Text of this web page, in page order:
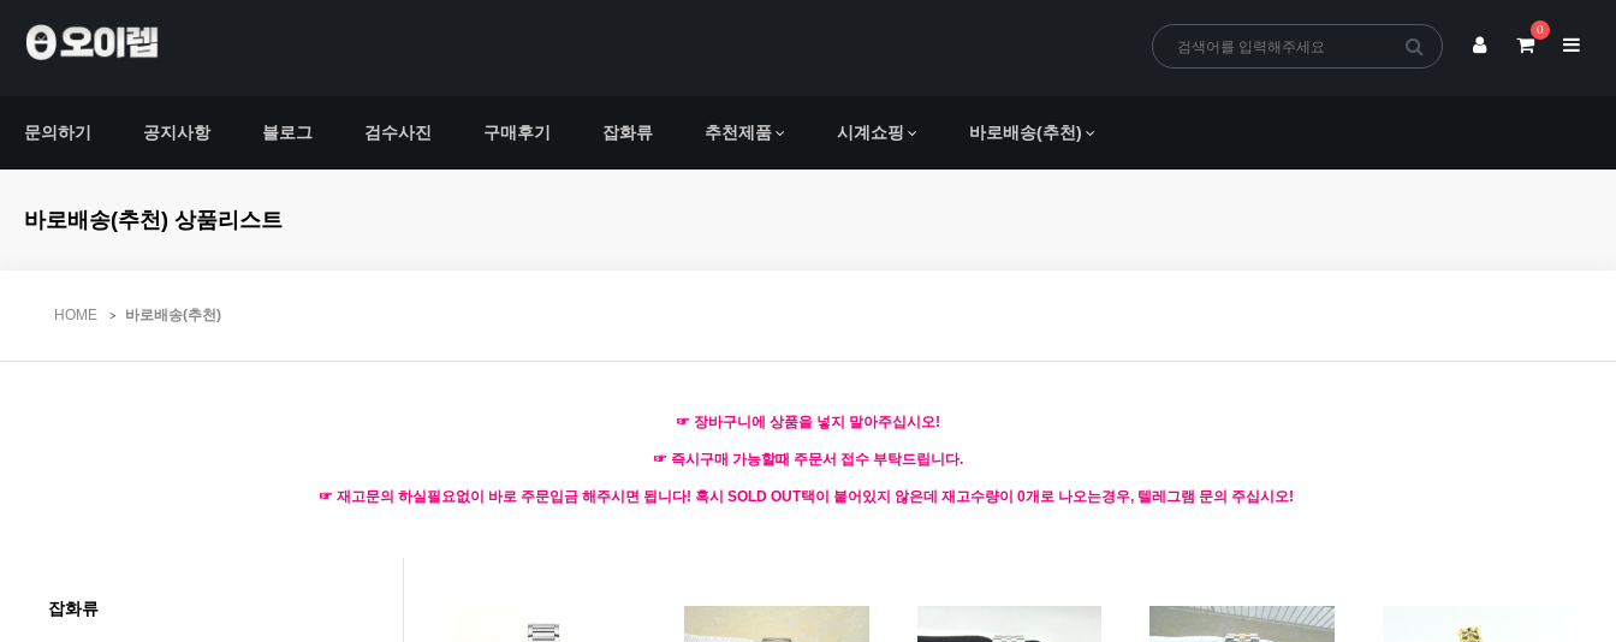
0
문의하기 공지사항 블로그 검수사진 구매후기 잡화류 추천제품 시계쇼핑 바로배송(추천)
바로배송(추천) 상품리스트
HOME 바로배송(추천)
☞ 장바구니에 상품을 넣지 말아주십시오!
☞ 즉시구매 가능할때 주문서 접수 부탁드립니다.
☞ 재고문의 하실필요없이 바로 주문입금 해주시면 됩니다! 혹시 SOLD OUT택이 붙어있지 않은데 재고수량이 0개로 나오는경우, 텔레그램 문의 주십시오!
잡화류